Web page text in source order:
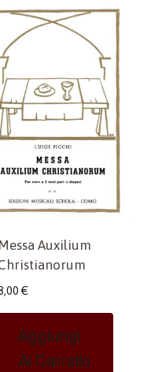
Messa Auxilium
€
Aggiungi
Al Carrello